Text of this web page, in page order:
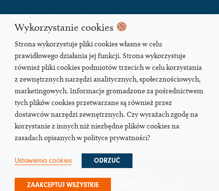
info@wydawnictwopauza.pl
+48 501 177 119 (czynny w dni powszednie w godzinach 11-15,
proszę o wysłanie wiadomości SMS, gdybym nie odbierała)
SOCIAL MEDIA
PODCAST
Strona pod troskliwymi skrzydłami
Wykorzystanie cookies
Strona wykorzystuje pliki cookies własne w celu
prawidłowego działania jej funkcji. Strona wykorzystuje
również pliki cookies podmiotów trzecich w celu korzystania
z zewnętrznych narzędzi analitycznych, społecznościowych,
marketingowych. Informacje gromadzone za pośrednictwem
tych plików cookies przetwarzane są również przez
dostawców narzędzi zewnętrznych. Czy wyrażach zgodę na
korzystanie z innych niż niezbędne plików cookies na
zasadach opisanych w polityce prywatności?
Ustawienia cookies ODRZUĆ
ZAAKCEPTUJ WSZYSTKIE